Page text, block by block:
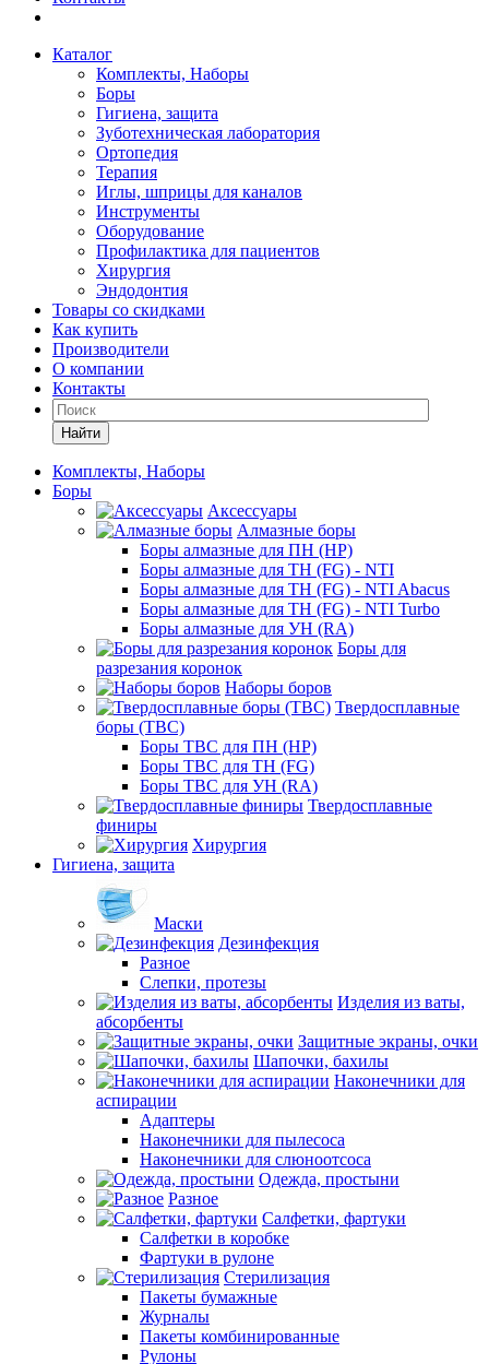
Каталог
Комплекты, Наборы
Боры
Гигиена, защита
Зуботехническая лаборатория
Ортопедия
Терапия
Иглы, шприцы для каналов
Инструменты
Оборудование
Профилактика для пациентов
Хирургия
Эндодонтия
Товары со скидками
Как купить
Производители
О компании
Контакты
Найти
Комплекты, Наборы
Боры
Аксессуары
Алмазные боры
Боры алмазные для ПН (HP)
Боры алмазные для ТН (FG) - NTI
Боры алмазные для ТН (FG) - NTI Abacus
Боры алмазные для ТН (FG) - NTI Turbo
Боры алмазные для УН (RA)
Боры для
разрезания коронок
Наборы боров
Твердосплавные
боры (ТВС)
Боры ТВС для ПН (HP)
Боры ТВС для ТН (FG)
Боры ТВС для УН (RA)
Твердосплавные
финиры
Хирургия
Гигиена, защита
Маски
Дезинфекция
Разное
Слепки, протезы
Изделия из ваты,
абсорбенты
Защитные экраны, очки
Шапочки, бахилы
Наконечники для
аспирации
Адаптеры
Наконечники для пылесоса
Наконечники для слюноотсоса
Одежда, простыни
Разное
Салфетки, фартуки
Салфетки в коробке
Фартуки в рулоне
Стерилизация
Пакеты бумажные
Журналы
Пакеты комбинированные
Рулоны